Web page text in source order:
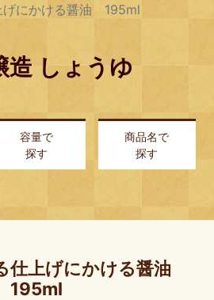
げにかける醤油 195ml
造 しょうゆ
容量で
探す
商品名で
探す
仕上げにかける醤油
195ml